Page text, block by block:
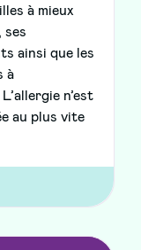
à mieux
ses
ainsi que les
à
n’est
au plus vite